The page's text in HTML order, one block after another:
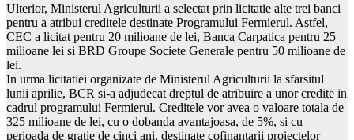
Ulterior, Ministerul Agriculturii a selectat prin licitatie alte trei banci
pentru a atribui creditele destinate Programului Fermierul. Astfel,
CEC a licitat pentru 20 milioane de lei, Banca Carpatica pentru 25
milioane lei si BRD Groupe Societe Generale pentru 50 milioane de
lei.
In urma licitatiei organizate de Ministerul Agriculturii la sfarsitul
lunii aprilie, BCR si-a adjudecat dreptul de atribuire a unor credite in
cadrul programului Fermierul. Creditele vor avea o valoare totala de
325 milioane de lei, cu o dobanda avantajoasa, de 5%, si cu
perioada de gratie de cinci ani, destinate cofinantarii proiectelor